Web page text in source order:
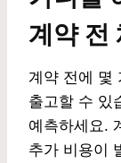
계약 전
계약 전에 몇
출고할 수 있
예측하세요.
추가 비용이